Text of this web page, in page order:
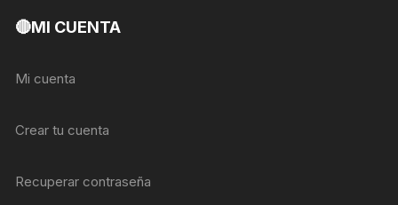
🔴MI CUENTA
Mi cuenta
Crear tu cuenta
Recuperar contraseña